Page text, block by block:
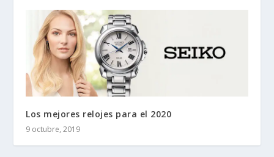
Los mejores relojes para el 2020
9 octubre, 2019